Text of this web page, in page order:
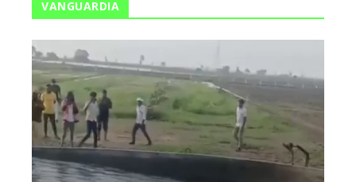
VANGUARDIA